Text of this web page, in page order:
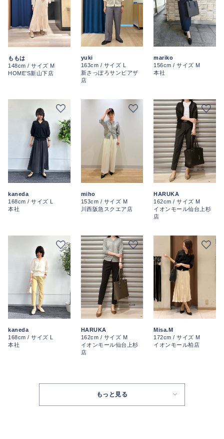
ももは
148cm / サイズ M
HOME'S新山下店
yuki
163cm / サイズ L
新さっぽろサンピアザ
店
mariko
156cm / サイズ M
本社
kaneda
168cm / サイズ L
本社
miho
153cm / サイズ M
川西阪急スクエア店
HARUKA
162cm / サイズ M
イオンモール仙台上杉
店
kaneda
168cm / サイズ L
本社
HARUKA
162cm / サイズ M
イオンモール仙台上杉
店
Misa.M
172cm / サイズ M
イオンモール柏店
もっと見る